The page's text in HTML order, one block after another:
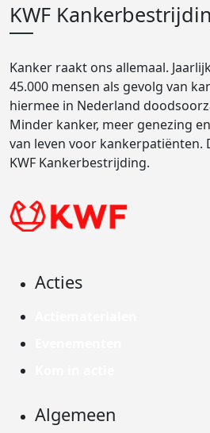
KWF
Kanker raakt ons allemaal.
45.000 mensen als gevolg van
hiermee in Nederland
Minder kanker, meer genezing
van leven voor kankerpatiënten.
KWF Kankerbestrijding.
Acties
Algemeen